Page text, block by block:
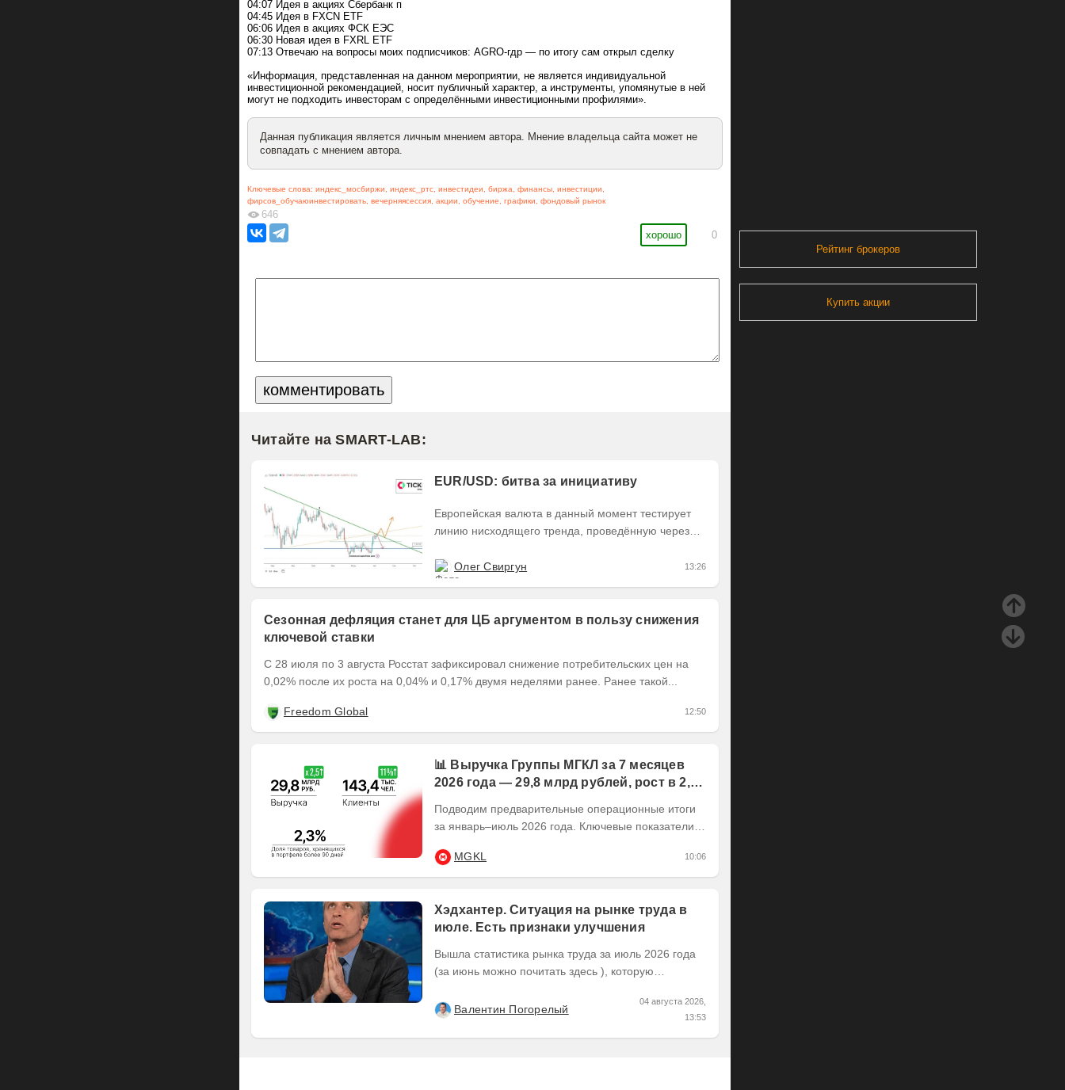
04:07 Идея в акциях Сбербанк п
04:45 Идея в FXCN ETF
06:06 Идея в акциях ФСК ЕЭС
06:30 Новая идея в FXRL ETF
07:13 Отвечаю на вопросы моих подписчиков: AGRO-гдр — по итогу сам открыл сделку
«Информация, представленная на данном мероприятии, не является индивидуальной
инвестиционной рекомендацией, носит публичный характер, а инструменты, упомянутые в ней
могут не подходить инвесторам с определёнными инвестиционными профилями».
Данная публикация является личным мнением автора. Мнение владельца сайта может не
совпадать с мнением автора.
Ключевые слова: индекс_мосбиржи, индекс_ртс, инвестидеи, биржа, финансы, инвестиции,
фирсов_обучаюинвестировать, вечерняясессия, акции, обучение, графики, фондовый рынок
646
хорошо
0
Читайте на SMART-LAB:
EUR/USD: битва за инициативу
Европейская валюта в данный момент тестирует
линию нисходящего тренда, проведённую через
формированием...
Олег Свиргун 13:26
Сезонная дефляция станет для ЦБ аргументом в пользу снижения
ключевой ставки
С 28 июля по 3 августа Росстат зафиксировал снижение потребительских цен на
0,02% после их роста на 0,04% и 0,17% двумя неделями ранее. Ранее такой...
Freedom Global 12:50
📊 Выручка Группы МГКЛ за 7 месяцев
2026 года — 29,8 млрд рублей, рост в 2,5
Подводим предварительные операционные итоги
за январь–июль 2026 года. Ключевые показатели:
MGKL
10:06
Хэдхантер. Ситуация на рынке труда в
июле. Есть признаки улучшения
Вышла статистика рынка труда за июль 2026 года
(за июнь можно почитать здесь ), которую
Валентин Погорелый
04 августа 2026,
13:53
Рейтинг брокеров
Купить акции